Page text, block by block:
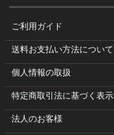
ご利用ガイド
送料お支払い方法について
個人情報の取扱
特定商取引法に基づく表示
法人のお客様